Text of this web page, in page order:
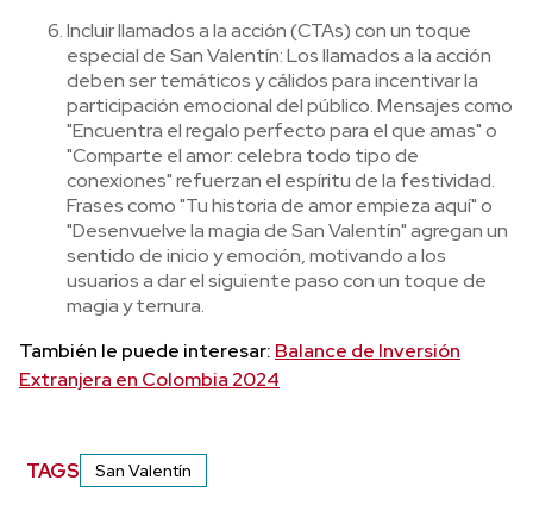
Incluir llamados a la acción (CTAs) con un toque
especial de San Valentín: Los llamados a la acción
deben ser temáticos y cálidos para incentivar la
participación emocional del público. Mensajes como
"Encuentra el regalo perfecto para el que amas" o
"Comparte el amor: celebra todo tipo de
conexiones" refuerzan el espíritu de la festividad.
Frases como "Tu historia de amor empieza aquí" o
"Desenvuelve la magia de San Valentín" agregan un
sentido de inicio y emoción, motivando a los
usuarios a dar el siguiente paso con un toque de
magia y ternura.
También le puede interesar: Balance de Inversión
Extranjera en Colombia 2024
TAGS San Valentín